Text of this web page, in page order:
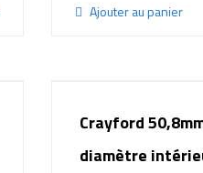
Ajouter au panier
Crayford
diamètre